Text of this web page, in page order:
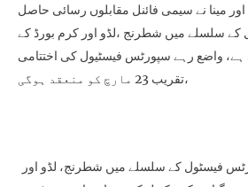
مینا نے سیمی فائنل مقابلوں رسائی حاصل
سلسلے میں شطرنج ،لڈو اور کرم بورڈ کے
واضع رہے سپورٹس فیسٹیول کی اختتامی
تقریب 23 مارچ کو منعقد ہوگی،
مارچ سپورٹس فیسٹول کے سلسلے میں شطرنج، لڈو اور